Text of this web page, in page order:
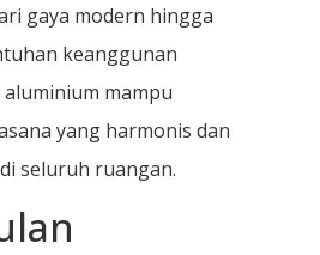
gaya modern hingga
keanggunan
mampu
yang harmonis dan
seluruh ruangan.